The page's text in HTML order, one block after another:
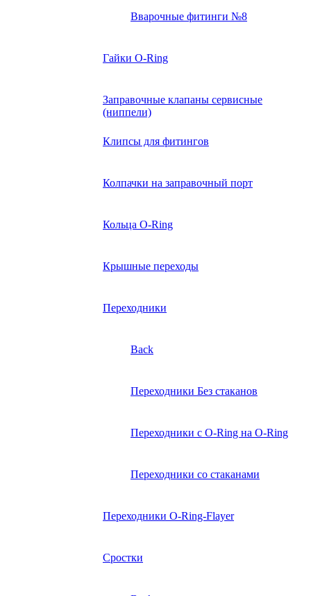
Вварочные фитинги №8
Гайки O-Ring
Заправочные клапаны сервисные
(ниппели)
Клипсы для фитингов
Колпачки на заправочный порт
Кольца O-Ring
Крышные переходы
Переходники
Back
Переходники Без стаканов
Переходники с O-Ring на O-Ring
Переходники со стаканами
Переходники O-Ring-Flayer
Сростки